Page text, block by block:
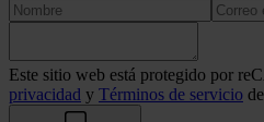
Este sitio web está protegido por
privacidad y Términos de servicio